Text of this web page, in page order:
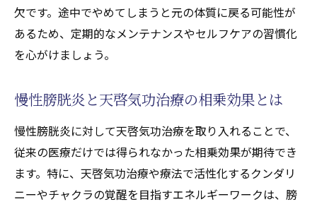
欠です。途中でやめてしまうと元の体質に戻る可能性が
あるため、定期的なメンテナンスやセルフケアの習慣化
を心がけましょう。
慢性膀胱炎と天啓気功治療の相乗効果とは
慢性膀胱炎に対して天啓気功治療を取り入れることで、
従来の医療だけでは得られなかった相乗効果が期待でき
ます。特に、天啓気功治療や療法で活性化するクンダリ
ニーやチャクラの覚醒を目指すエネルギーワークは、膀